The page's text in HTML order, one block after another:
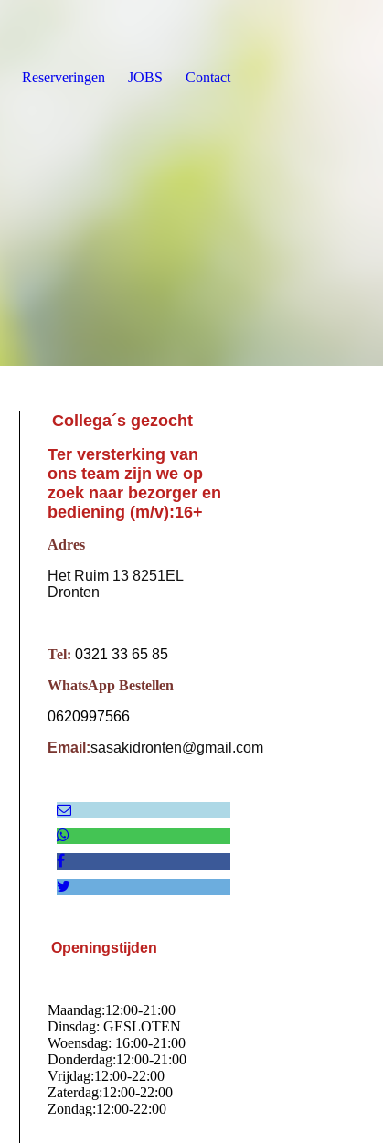
Collega´s gezocht
Ter versterking van
ons team zijn we op
zoek naar bezorger en
bediening (m/v):16+
Adres
Het Ruim 13 8251EL
Dronten
Tel: 0321 33 65 85
WhatsApp Bestellen
0620997566
Email:sasakidronten@gmail.com
Openingstijden
Maandag:12:00-21:00
Dinsdag: GESLOTEN
Woensdag: 16:00-21:00
Donderdag:12:00-21:00
Vrijdag:12:00-22:00
Zaterdag:12:00-22:00
Zondag:12:00-22:00
Reserveringen JOBS Contact